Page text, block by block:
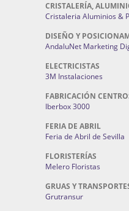
CRISTALERÍA,
Cristaleria Aluminios &
DISEÑO Y
AndaluNet Marketing
ELECTRICISTAS
3M Instalaciones
FABRICACIÓN
Iberbox 3000
FERIA DE ABRIL
Feria de Abril de Sevilla
FLORISTERÍAS
Melero Floristas
GRUAS Y
Grutransur